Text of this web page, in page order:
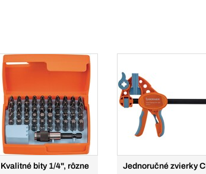
Kvalitné bity 1/4", rôzne
Jednoručné zvierky